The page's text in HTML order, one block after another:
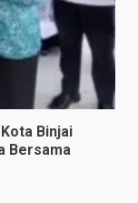
Binjai
Bersama